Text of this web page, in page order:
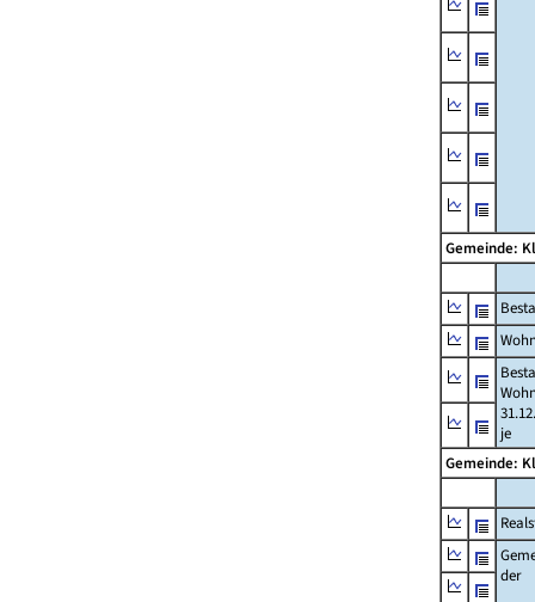
Gemeinde:
je
Gemeinde:
der